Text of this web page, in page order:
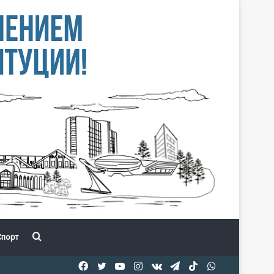
Іздеу
TikTok
Telegram
vk.com
Instagram
YouTube
Twitter
Facebook